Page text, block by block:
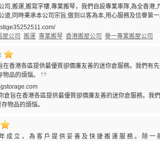
司,搬運,搬寫字樓,專業搬琴，我們自設專業車隊,為全香港
道,同時秉承本公司宗旨,做到以客為本,用心服務及信譽第一
屋公司 搬運 專業搬琴 香港搬屋公司 譽一專業搬屋公司
在香港各區提供最優質卻價廉友善的迷你倉服務。我們有
物品的煩惱。
倉旨在香港各區提供最優質卻價廉友善的迷你倉服務。
物品的煩惱。
成 立 ， 為 客 戶 提 供 妥 善 及 快 捷 搬 運 服 務 。 除